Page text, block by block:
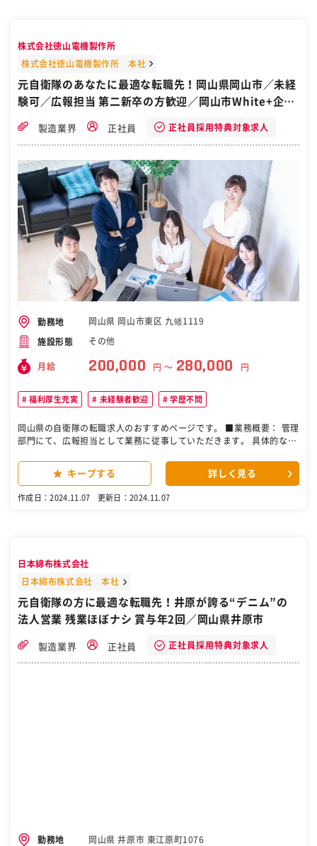
株式会社徳山電機製作所
株式会社徳山電機製作所 本社
元自衛隊のあなたに最適な転職先！岡山県岡山市／未経
験可／広報担当 第二新卒の方歓迎／岡山市White+企業
製造業界 正社員 正社員採用特典対象求人
勤務地 岡山県 岡山市東区 九蟠1119
施設形態 その他
月給 200,000 円 〜 280,000 円
福利厚生充実 未経験者歓迎 学歴不問
岡山県の自衛隊の転職求人のおすすめページです。 ■業務概要： 管理
部門にて、広報担当として業務に従事していただきます。 具体的な業
サイトの運用 ・広報戦略立案（企業ブランディング、メディア選定、
費用対効果分析 等） ・外部協力業者との折衝 ・プレスリリース対応
・その他付帯業務 ※現状専任担当はおらず、役員陣と連携しながら立
慮してリフレッシュをしっかりしていただけるよう設定しています。
◎2020年10月にユニホームを岡山ならではのデニム作業服へリニュ
上の長きに亘って電気エネルギーの安全、有効活用に努めてまいりま
した。ビルの各フロアに適切に電気を分配する為に必須となる設備
を保有していることが特徴です。また、当社の一貫生産体制は数々の
キープする 詳しく見る
作成日：2024.11.07 更新日：2024.11.07
日本綿布株式会社
日本綿布株式会社 本社
元自衛隊の方に最適な転職先！井原が誇る“デニム”の
法人営業 残業ほぼナシ 賞与年2回／岡山県井原市
製造業界 正社員 正社員採用特典対象求人
勤務地 岡山県 井原市 東江原町1076